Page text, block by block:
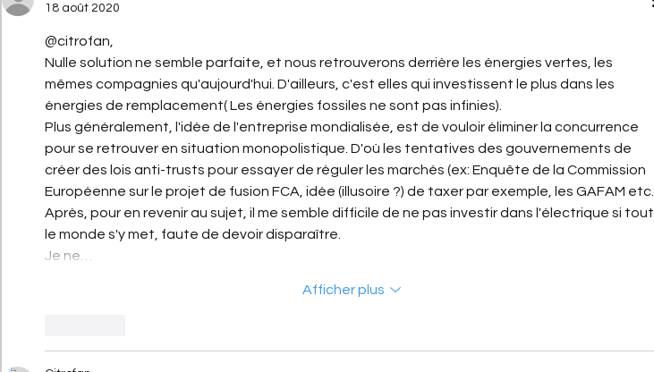
18 août 2020
@citrofan,
Nulle solution ne semble parfaite, et nous retrouverons derrière les énergies vertes, les
mêmes compagnies qu'aujourd'hui. D'ailleurs, c'est elles qui investissent le plus dans les
énergies de remplacement( Les énergies fossiles ne sont pas infinies).
Plus généralement, l'idée de l'entreprise mondialisée, est de vouloir éliminer la concurrence
pour se retrouver en situation monopolistique. D'où les tentatives des gouvernements de
créer des lois anti-trusts pour essayer de réguler les marchés (ex: Enquête de la Commission
Européenne sur le projet de fusion FCA, idée (illusoire ?) de taxer par exemple, les GAFAM etc.
Après, pour en revenir au sujet, il me semble difficile de ne pas investir dans l'électrique si tout
le monde s'y met, faute de devoir disparaître.
Je ne…
Afficher plus